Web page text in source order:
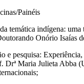
Painéis
temática indígena: uma
Onório Isaías
e pesquisa:
Drª Maria Julieta Abba